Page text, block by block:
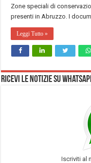
Zone speciali di
presenti in Abruzzo. I
Leggi Tutto »
Ricevi le notizie su
Iscriviti al